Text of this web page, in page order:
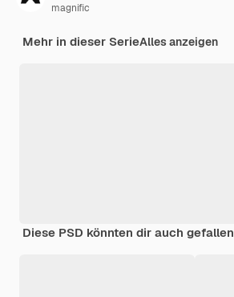
magnific
Mehr in dieser SerieAlles anzeigen
Diese PSD könnten dir auch gefallen